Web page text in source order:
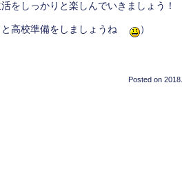
をしっかりと楽しんでいきましょう！
と高校準備をしましょうね ）
Posted on